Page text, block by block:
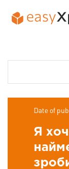
Date of
Я